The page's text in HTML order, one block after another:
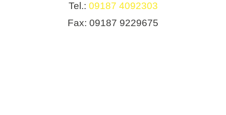
Tel.: 09187 4092303
Fax: 09187 9229675